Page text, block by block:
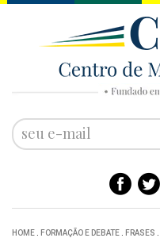
HOME FORMAÇÃO E DEBATE FRASES